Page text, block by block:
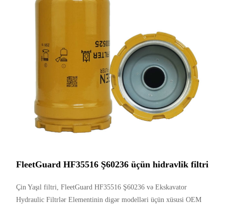
FleetGuard HF35516 Ş60236 üçün hidravlik filtri
Çin Yaşıl filtri, FleetGuard HF35516 Ş60236 və Ekskavator
Hydraulic Filtrlər Elementinin digər modelləri üçün xüsusi OEM